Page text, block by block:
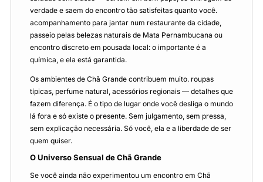
verdade e saem do encontro tão satisfeitas quanto você.
acompanhamento para jantar num restaurante da cidade,
passeio pelas belezas naturais de Mata Pernambucana ou
encontro discreto em pousada local: o importante é a
química, e ela está garantida.
Os ambientes de Chã Grande contribuem muito. roupas
típicas, perfume natural, acessórios regionais — detalhes que
fazem diferença. É o tipo de lugar onde você desliga o mundo
lá fora e só existe o presente. Sem julgamento, sem pressa,
sem explicação necessária. Só você, ela e a liberdade de ser
quem quiser.
O Universo Sensual de Chã Grande
Se você ainda não experimentou um encontro em Chã